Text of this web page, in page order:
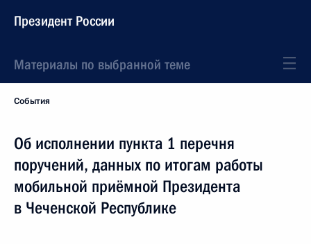
Президент России
Материалы по выбранной теме
События
Об исполнении пункта 1 перечня
поручений, данных по итогам работы
мобильной приёмной Президента
в Чеченской Республике